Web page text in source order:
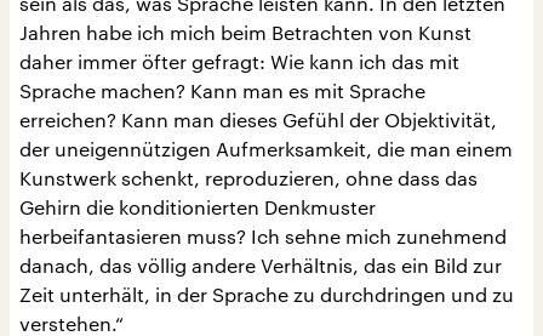
Jahren habe ich mich beim Betrachten von Kunst
daher immer öfter gefragt: Wie kann ich das mit
Sprache machen? Kann man es mit Sprache
erreichen? Kann man dieses Gefühl der Objektivität,
der uneigennützigen Aufmerksamkeit, die man einem
Kunstwerk schenkt, reproduzieren, ohne dass das
Gehirn die konditionierten Denkmuster
herbeifantasieren muss? Ich sehne mich zunehmend
danach, das völlig andere Verhältnis, das ein Bild zur
Zeit unterhält, in der Sprache zu durchdringen und zu
verstehen.“